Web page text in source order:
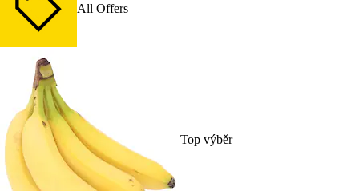
All Offers
Top výběr